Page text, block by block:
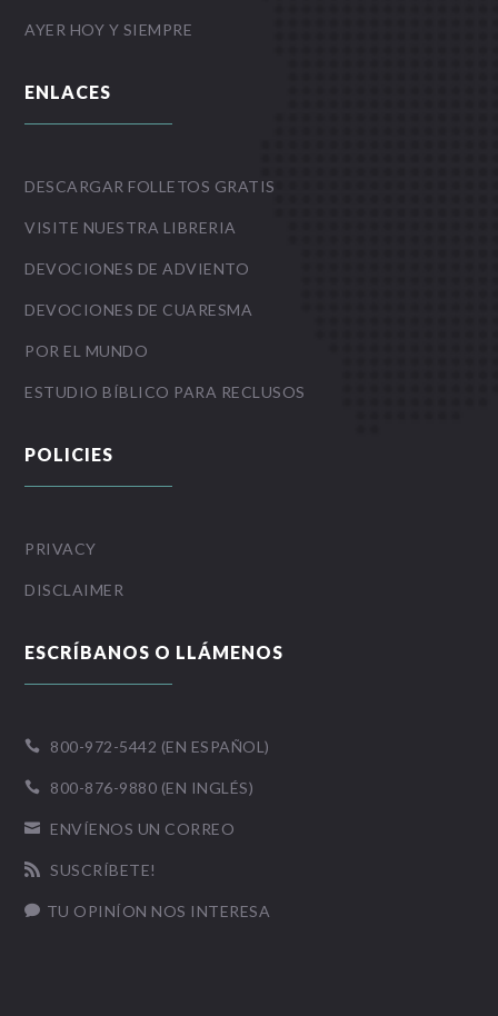
AYER HOY Y SIEMPRE
ENLACES
DESCARGAR FOLLETOS GRATIS
VISITE NUESTRA LIBRERIA
DEVOCIONES DE ADVIENTO
DEVOCIONES DE CUARESMA
POR EL MUNDO
ESTUDIO BÍBLICO PARA RECLUSOS
POLICIES
PRIVACY
DISCLAIMER
ESCRÍBANOS O LLÁMENOS
 800-972-5442 (EN ESPAÑOL)
 800-876-9880 (EN INGLÉS)
 ENVÍENOS UN CORREO
 SUSCRÍBETE!
 TU OPINÍON NOS INTERESA